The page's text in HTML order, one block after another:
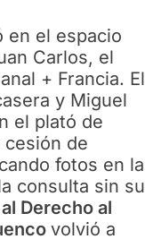
en el espacio
Carlos, el
+ Francia. El
y Miguel
el plató de
de
fotos en la
consulta sin su
Derecho al
volvió a